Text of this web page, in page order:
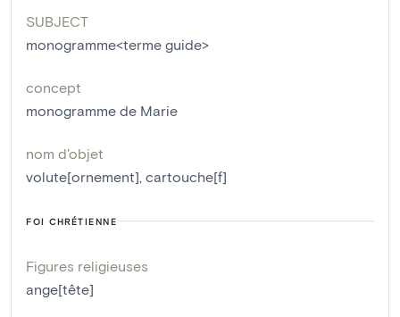
SUBJECT
monogramme<terme guide>
concept
monogramme de Marie
nom d'objet
volute[ornement], cartouche[f]
FOI CHRÉTIENNE
Figures religieuses
ange[tête]